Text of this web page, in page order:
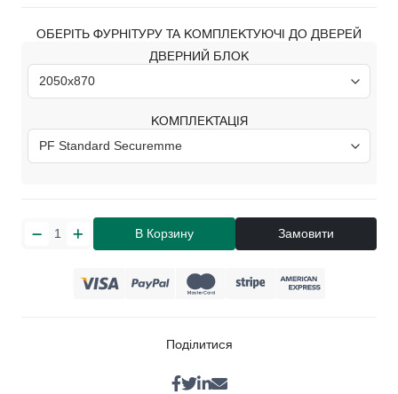
ОБЕРІТЬ ФУРНІТУРУ ТА КОМПЛЕКТУЮЧІ ДО ДВЕРЕЙ
ДВЕРНИЙ БЛОК
КОМПЛЕКТАЦІЯ
В Корзину Замовити
Поділитися